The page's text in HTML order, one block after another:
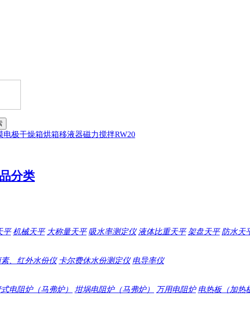
电极干燥箱烘箱移液器磁力搅拌RW20
分类
平 机械天平 大称量天平 吸水率测定仪 液体比重天平 架盘天平 防水天
素、红外水份仪 卡尔费休水份测定仪 电导率仪
式电阻炉（马弗炉） 坩埚电阻炉（马弗炉） 万用电阻炉 电热板（加热